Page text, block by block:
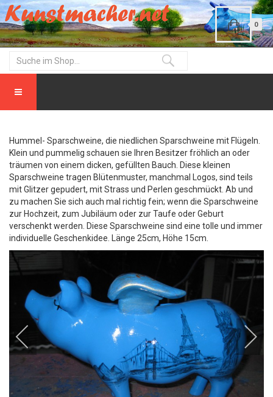
0
Hummel- Sparschweine, die niedlichen Sparschweine mit Flügeln.
Klein und pummelig schauen sie Ihren Besitzer fröhlich an oder
träumen von einem dicken, gefüllten Bauch. Diese kleinen
Sparschweine tragen Blütenmuster, manchmal Logos, sind teils
mit Glitzer gepudert, mit Strass und Perlen geschmückt. Ab und
zu machen Sie sich auch mal richtig fein; wenn die Sparschweine
zur Hochzeit, zum Jubiläum oder zur Taufe oder Geburt
verschenkt werden. Diese Sparschweine sind eine tolle und immer
individuelle Geschenkidee. Länge 25cm, Höhe 15cm.